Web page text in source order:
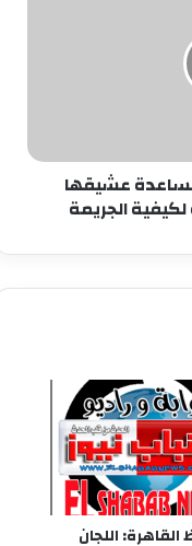
مجلس النواب 2025
حلول جذرية
التعاون في مجالات
مع نظيره
من أجل مصر: نتمسك
من أجل مصلحة البلد
السيسي ونظيره
سنجور بالإسكندرية
عشيقها
الجريمة
اللجان